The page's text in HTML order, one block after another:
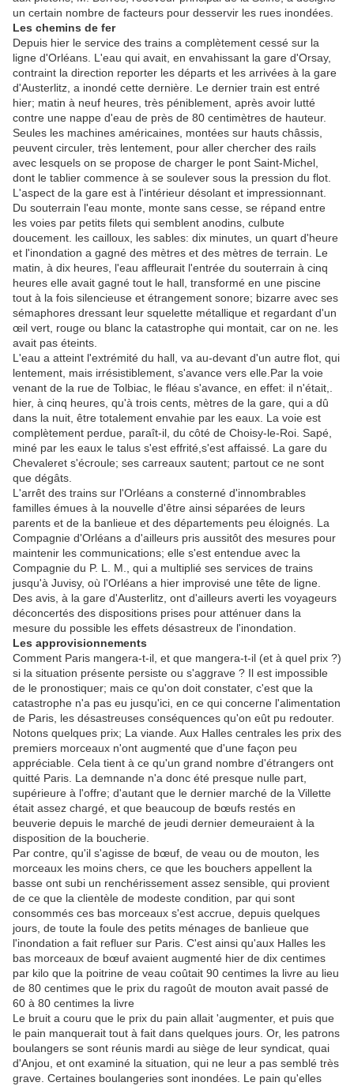
un certain nombre de facteurs pour desservir les rues inondées.
Les chemins de fer
Depuis hier le service des trains a complètement cessé sur la
ligne d'Orléans. L'eau qui avait, en envahissant la gare d'Orsay,
contraint la direction reporter les départs et les arrivées à la gare
d'Austerlitz, a inondé cette dernière. Le dernier train est entré
hier; matin à neuf heures, très péniblement, après avoir lutté
contre une nappe d'eau de près de 80 centimètres de hauteur.
Seules les machines américaines, montées sur hauts châssis,
peuvent circuler, très lentement, pour aller chercher des rails
avec lesquels on se propose de charger le pont Saint-Michel,
dont le tablier commence à se soulever sous la pression du flot.
L'aspect de la gare est à l'intérieur désolant et impressionnant.
Du souterrain l'eau monte, monte sans cesse, se répand entre
les voies par petits filets qui semblent anodins, culbute
doucement. les cailloux, les sables: dix minutes, un quart d'heure
et l'inondation a gagné des mètres et des mètres de terrain. Le
matin, à dix heures, l'eau affleurait l'entrée du souterrain à cinq
heures elle avait gagné tout le hall, transformé en une piscine
tout à la fois silencieuse et étrangement sonore; bizarre avec ses
sémaphores dressant leur squelette métallique et regardant d'un
œil vert, rouge ou blanc la catastrophe qui montait, car on ne. les
avait pas éteints.
L'eau a atteint l'extrémité du hall, va au-devant d'un autre flot, qui
lentement, mais irrésistiblement, s'avance vers elle.Par la voie
venant de la rue de Tolbiac, le fléau s'avance, en effet: il n'était,.
hier, à cinq heures, qu'à trois cents, mètres de la gare, qui a dû
dans la nuit, être totalement envahie par les eaux. La voie est
complètement perdue, paraît-il, du côté de Choisy-le-Roi. Sapé,
miné par les eaux le talus s'est effrité,s'est affaissé. La gare du
Chevaleret s'écroule; ses carreaux sautent; partout ce ne sont
que dégâts.
L'arrêt des trains sur l'Orléans a consterné d'innombrables
familles émues à la nouvelle d'être ainsi séparées de leurs
parents et de la banlieue et des départements peu éloignés. La
Compagnie d'Orléans a d'ailleurs pris aussitôt des mesures pour
maintenir les communications; elle s'est entendue avec la
Compagnie du P. L. M., qui a multiplié ses services de trains
jusqu'à Juvisy, où l'Orléans a hier improvisé une tête de ligne.
Des avis, à la gare d'Austerlitz, ont d'ailleurs averti les voyageurs
déconcertés des dispositions prises pour atténuer dans la
mesure du possible les effets désastreux de l'inondation.
Les approvisionnements
Comment Paris mangera-t-il, et que mangera-t-il (et à quel prix ?)
si la situation présente persiste ou s'aggrave ? Il est impossible
de le pronostiquer; mais ce qu'on doit constater, c'est que la
catastrophe n'a pas eu jusqu'ici, en ce qui concerne l'alimentation
de Paris, les désastreuses conséquences qu'on eût pu redouter.
Notons quelques prix; La viande. Aux Halles centrales les prix des
premiers morceaux n'ont augmenté que d'une façon peu
appréciable. Cela tient à ce qu'un grand nombre d'étrangers ont
quitté Paris. La demnande n'a donc été presque nulle part,
supérieure à l'offre; d'autant que le dernier marché de la Villette
était assez chargé, et que beaucoup de bœufs restés en
beuverie depuis le marché de jeudi dernier demeuraient à la
disposition de la boucherie.
Par contre, qu'il s'agisse de bœuf, de veau ou de mouton, les
morceaux les moins chers, ce que les bouchers appellent la
basse ont subi un renchérissement assez sensible, qui provient
de ce que la clientèle de modeste condition, par qui sont
consommés ces bas morceaux s'est accrue, depuis quelques
jours, de toute la foule des petits ménages de banlieue que
l'inondation a fait refluer sur Paris. C'est ainsi qu'aux Halles les
bas morceaux de bœuf avaient augmenté hier de dix centimes
par kilo que la poitrine de veau coûtait 90 centimes la livre au lieu
de 80 centimes que le prix du ragoût de mouton avait passé de
60 à 80 centimes la livre
Le bruit a couru que le prix du pain allait 'augmenter, et puis que
le pain manquerait tout à fait dans quelques jours. Or, les patrons
boulangers se sont réunis mardi au siège de leur syndicat, quai
d'Anjou, et ont examiné la situation, qui ne leur a pas semblé très
grave. Certaines boulangeries sont inondées. Le pain qu'elles